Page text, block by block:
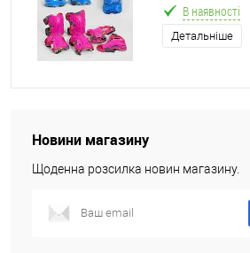
В наявності
Детальніше
Новини магазину
Щоденна розсилка новин магазину.